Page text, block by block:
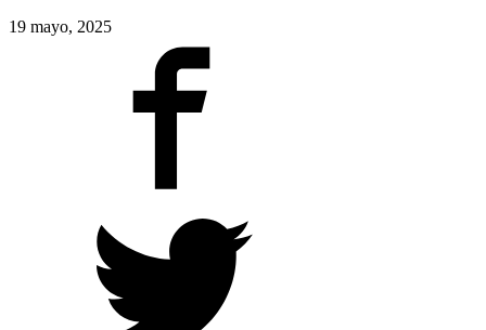
19 mayo, 2025